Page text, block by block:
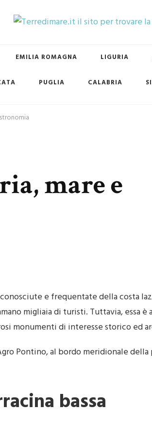
EMILIA ROMAGNA LIGURIA
PUGLIA CALABRIA
mare e
e frequentate della costa
migliaia di turisti. Tuttavia, essa è
monumenti di interesse storico ed
Pontino, al bordo meridionale della
bassa